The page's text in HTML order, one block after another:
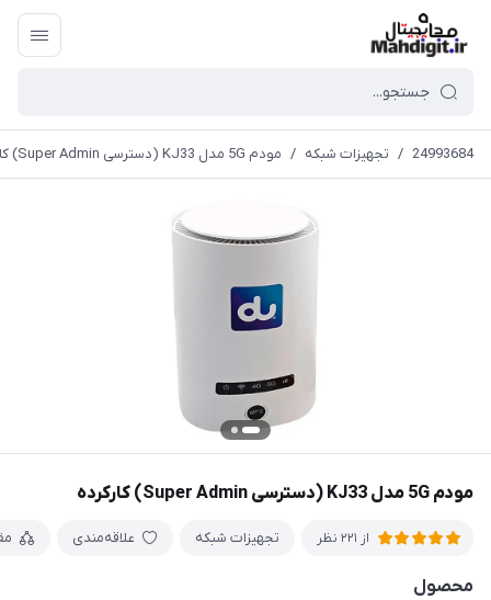
24993684
/ تجهیزات شبکه / مودم 5G مدل KJ33 (دسترسی Super Admin) کارکرده
مودم 5G مدل KJ33 (دسترسی Super Admin) کارکرده
از 221 نظر تجهیزات شبکه علاقه‌مندی
محصول